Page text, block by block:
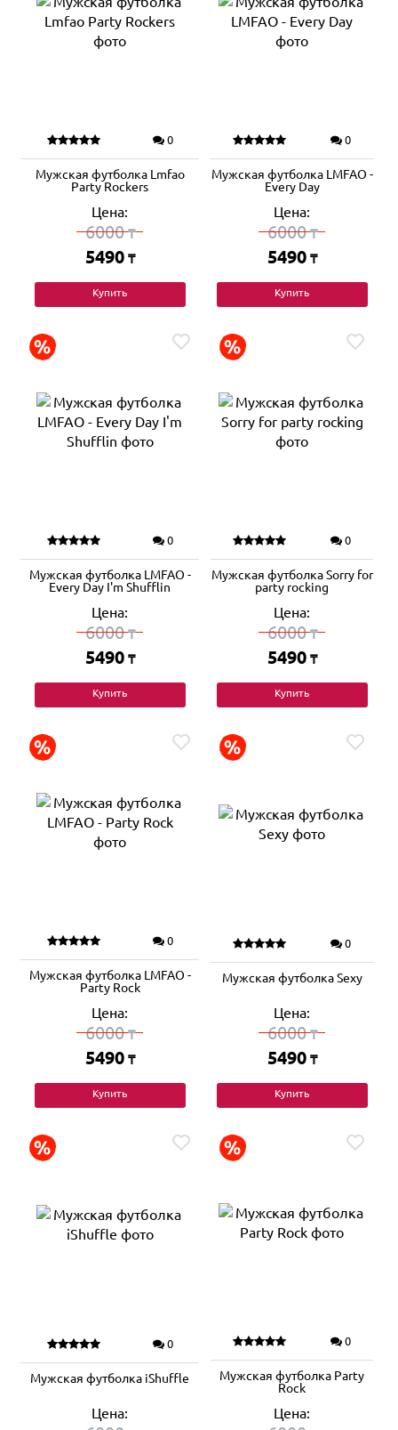
0
Мужская футболка Lmfao
Party Rockers
Цена:
6000₸
5490 ₸
Купить
0
Мужская футболка LMFAO -
Every Day
Цена:
6000₸
5490 ₸
Купить
0
Мужская футболка LMFAO -
Every Day I'm Shufflin
Цена:
6000₸
5490 ₸
Купить
0
Мужская футболка Sorry for
party rocking
Цена:
6000₸
5490 ₸
Купить
0
Мужская футболка LMFAO -
Party Rock
Цена:
6000₸
5490 ₸
Купить
0
Мужская футболка Sexy
Цена:
6000₸
5490 ₸
Купить
0
Мужская футболка iShuffle
Цена:
0
Мужская футболка Party
Rock
Цена: